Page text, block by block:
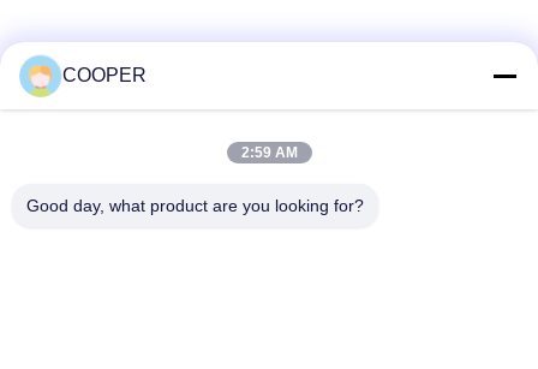
COOPER
2:59 AM
Good day, what product are you looking for?